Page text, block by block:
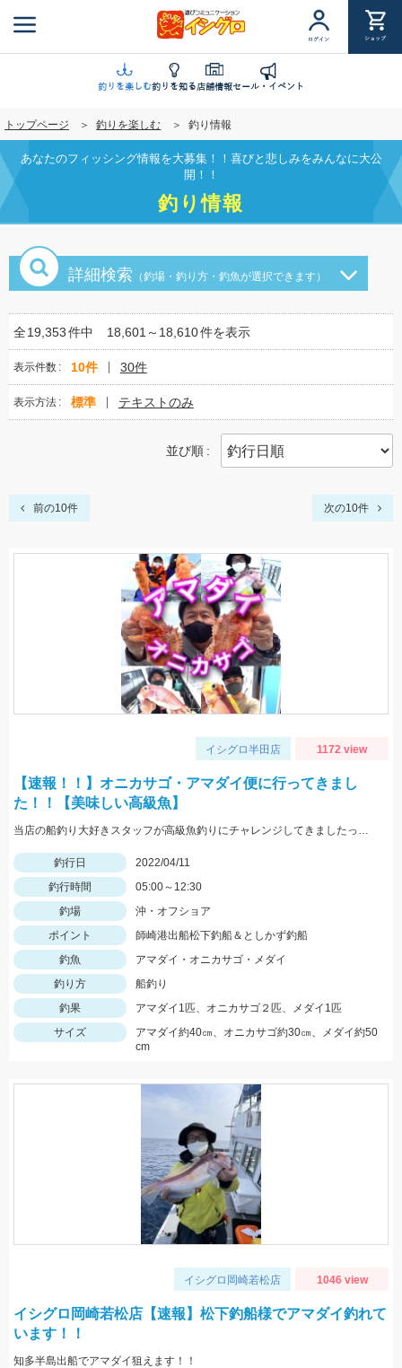
ン
に
移
動
ログイン ショップ
釣りを楽しむ釣りを知る店舗情報セール・イベント
トップページ 釣りを楽しむ 釣り情報
あなたのフィッシング情報を大募集！！喜びと悲しみをみんなに大公
開！！
釣り情報
詳細検索 （釣場・釣り方・釣魚が選択できます）
全19,353件中 18,601～18,610件を表示
表示件数 10件 30件
表示方法 標準 テキストのみ
並び順
前の10件 次の10件
イシグロ半田店 1172 view
【速報！！】オニカサゴ・アマダイ便に行ってきまし
た！！【美味しい高級魚】
当店の船釣り大好きスタッフが高級魚釣りにチャレンジしてきましたっ！！
釣行日
2022/04/11
釣行時間
05:00～12:30
釣場
沖・オフショア
ポイント
師崎港出船松下釣船＆としかず釣船
釣魚
アマダイ・オニカサゴ・メダイ
釣り方
船釣り
釣果
アマダイ1匹、オニカサゴ２匹、メダイ1匹
サイズ
アマダイ約40㎝、オニカサゴ約30㎝、メダイ約50
cm
イシグロ岡崎若松店 1046 view
イシグロ岡崎若松店【速報】松下釣船様でアマダイ釣れて
います！！
知多半島出船でアマダイ狙えます！！